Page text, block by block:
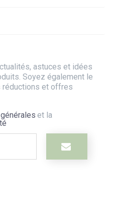
astuces et idées
Soyez également le
réductions et offres
et la